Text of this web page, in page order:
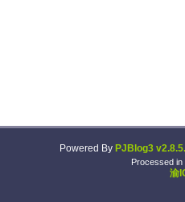
Powered By PJBlog3
Processed in
渝